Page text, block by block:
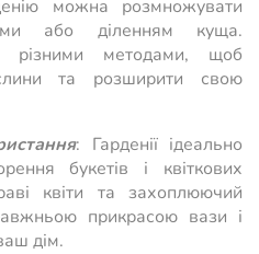
можна розмножувати
або діленням куща.
різними методами, щоб
та розширити свою
: Гарденії ідеально
букетів і квіткових
квіти та захоплюючий
прикрасою вази і
дім.